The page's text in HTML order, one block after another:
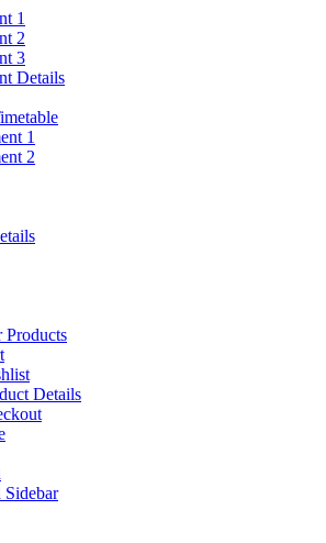
1
2
3
Details
1
2
Products
Details